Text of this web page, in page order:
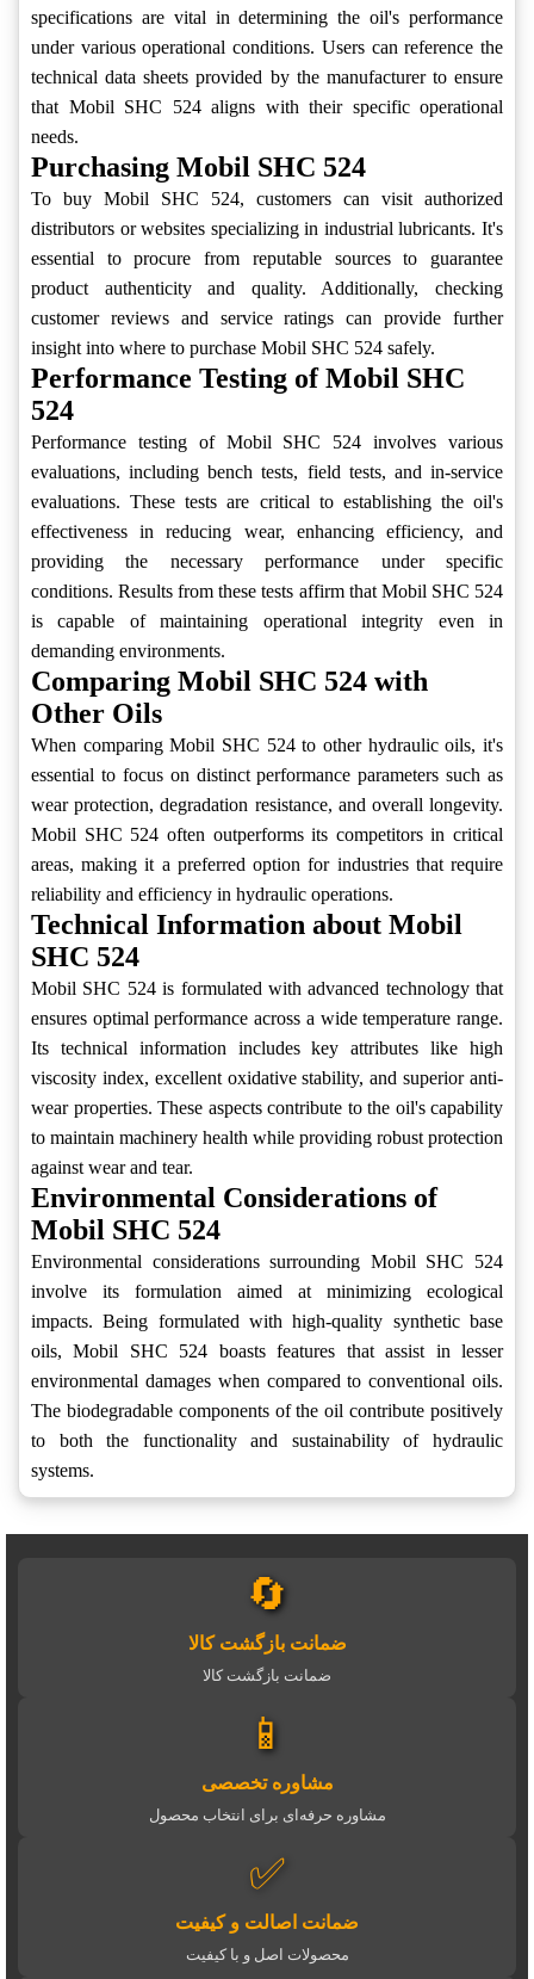
specifications are vital in determining the oil's performance
under various operational conditions. Users can reference the
technical data sheets provided by the manufacturer to ensure
that Mobil SHC 524 aligns with their specific operational
needs.
Purchasing Mobil SHC 524
To buy Mobil SHC 524, customers can visit authorized
distributors or websites specializing in industrial lubricants. It's
essential to procure from reputable sources to guarantee
product authenticity and quality. Additionally, checking
customer reviews and service ratings can provide further
insight into where to purchase Mobil SHC 524 safely.
Performance Testing of Mobil SHC
524
Performance testing of Mobil SHC 524 involves various
evaluations, including bench tests, field tests, and in-service
evaluations. These tests are critical to establishing the oil's
effectiveness in reducing wear, enhancing efficiency, and
providing the necessary performance under specific
conditions. Results from these tests affirm that Mobil SHC 524
is capable of maintaining operational integrity even in
demanding environments.
Comparing Mobil SHC 524 with
Other Oils
When comparing Mobil SHC 524 to other hydraulic oils, it's
essential to focus on distinct performance parameters such as
wear protection, degradation resistance, and overall longevity.
Mobil SHC 524 often outperforms its competitors in critical
areas, making it a preferred option for industries that require
reliability and efficiency in hydraulic operations.
Technical Information about Mobil
SHC 524
Mobil SHC 524 is formulated with advanced technology that
ensures optimal performance across a wide temperature range.
Its technical information includes key attributes like high
viscosity index, excellent oxidative stability, and superior anti-
wear properties. These aspects contribute to the oil's capability
to maintain machinery health while providing robust protection
against wear and tear.
Environmental Considerations of
Mobil SHC 524
Environmental considerations surrounding Mobil SHC 524
involve its formulation aimed at minimizing ecological
impacts. Being formulated with high-quality synthetic base
oils, Mobil SHC 524 boasts features that assist in lesser
environmental damages when compared to conventional oils.
The biodegradable components of the oil contribute positively
to both the functionality and sustainability of hydraulic
systems.
🔄
ضمانت بازگشت کالا
ضمانت بازگشت کالا
📱
مشاوره تخصصی
مشاوره حرفه‌ای برای انتخاب محصول
✅
ضمانت اصالت و کیفیت
محصولات اصل و با کیفیت